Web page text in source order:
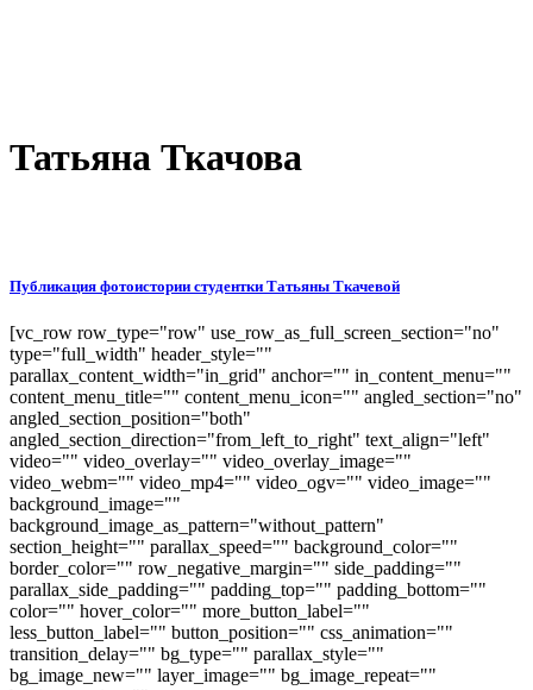
Татьяна Ткачова
Публикация фотоистории студентки Татьяны Ткачевой
[vc_row row_type="row" use_row_as_full_screen_section="no"
type="full_width" header_style=""
parallax_content_width="in_grid" anchor="" in_content_menu=""
content_menu_title="" content_menu_icon="" angled_section="no"
angled_section_position="both"
angled_section_direction="from_left_to_right" text_align="left"
video="" video_overlay="" video_overlay_image=""
video_webm="" video_mp4="" video_ogv="" video_image=""
background_image=""
background_image_as_pattern="without_pattern"
section_height="" parallax_speed="" background_color=""
border_color="" row_negative_margin="" side_padding=""
parallax_side_padding="" padding_top="" padding_bottom=""
color="" hover_color="" more_button_label=""
less_button_label="" button_position="" css_animation=""
transition_delay="" bg_type="" parallax_style=""
bg_image_new="" layer_image="" bg_image_repeat=""